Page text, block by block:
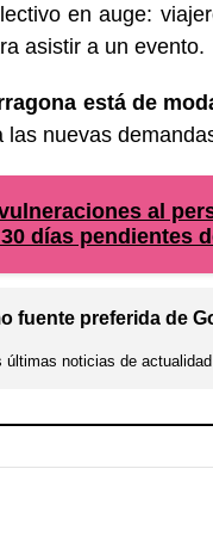
en auge:
asistir a un evento.
está de
nuevas
al
días pendientes
fuente preferida de
últimas noticias de actualidad